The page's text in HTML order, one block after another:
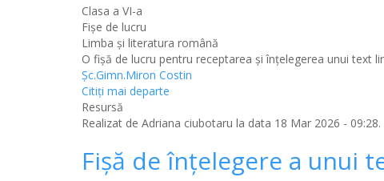
Clasa a VI-a
Fișe de lucru
Limba şi literatura română
O fişă de lucru pentru receptarea şi înţelegerea unui text
Şc.Gimn.Miron Costin
Citiţi mai departe
Resursă
Realizat de Adriana ciubotaru la data 18 Mar 2026 - 09:28.
Fişă de înţelegere a unui